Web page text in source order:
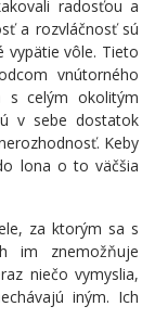
radosťou a
a rozvláčnosť sú
vypätie vôle. Tieto
vnútorného
s celým okolitým
v sebe dostatok
Keby
lona o to väčšia
za ktorým sa s
im znemožňuje
niečo vymyslia,
iným. Ich